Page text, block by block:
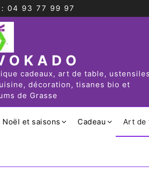
04 93 77 99 97
cadeaux, art de table, ustensiles
décoration, tisanes bio et
de Grasse
Noël et saisons Cadeau Art de